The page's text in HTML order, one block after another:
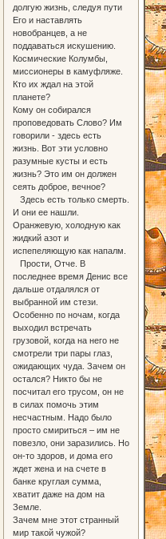
долгую жизнь, следуя пути
Его и наставлять
новобранцев, а не
поддаваться искушению.
Космические Колумбы,
миссионеры в камуфляже.
Кто их ждал на этой
планете?
Кому он собирался
проповедовать Слово? Им
говорили - здесь есть
жизнь. Вот эти условно
разумные кусты и есть
жизнь? Это им он должен
сеять доброе, вечное?
Здесь есть только смерть.
И они ее нашли.
Оранжевую, холодную как
жидкий азот и
испепеляющую как напалм.
Прости, Отче. В
последнее время Денис все
дальше отдалялся от
выбранной им стези.
Особенно по ночам, когда
выходил встречать
грузовой, когда на него не
смотрели три пары глаз,
ожидающих чуда. Зачем он
остался? Никто бы не
посчитал его трусом, он не
в силах помочь этим
несчастным. Надо было
просто смириться – им не
повезло, они заразились. Но
он-то здоров, и дома его
ждет жена и на счете в
банке круглая сумма,
хватит даже на дом на
Земле.
Зачем мне этот странный
мир такой чужой?